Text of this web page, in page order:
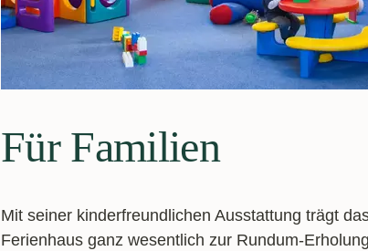
Für Familien
Mit seiner kinderfreundlichen Ausstattung trägt
Ferienhaus ganz wesentlich zur Rundum-